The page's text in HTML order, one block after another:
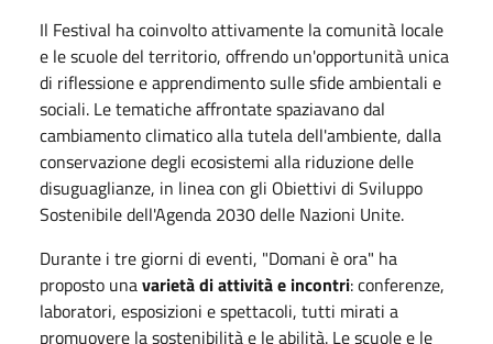
Il Festival ha coinvolto attivamente la comunità locale
e le scuole del territorio, offrendo un'opportunità unica
di riflessione e apprendimento sulle sfide ambientali e
sociali. Le tematiche affrontate spaziavano dal
cambiamento climatico alla tutela dell'ambiente, dalla
conservazione degli ecosistemi alla riduzione delle
disuguaglianze, in linea con gli Obiettivi di Sviluppo
Sostenibile dell'Agenda 2030 delle Nazioni Unite.
Durante i tre giorni di eventi, "Domani è ora" ha
proposto unavarietà di attività e incontri: conferenze,
laboratori, esposizioni e spettacoli, tutti mirati a
promuovere la sostenibilità e le abilità. Le scuole e le